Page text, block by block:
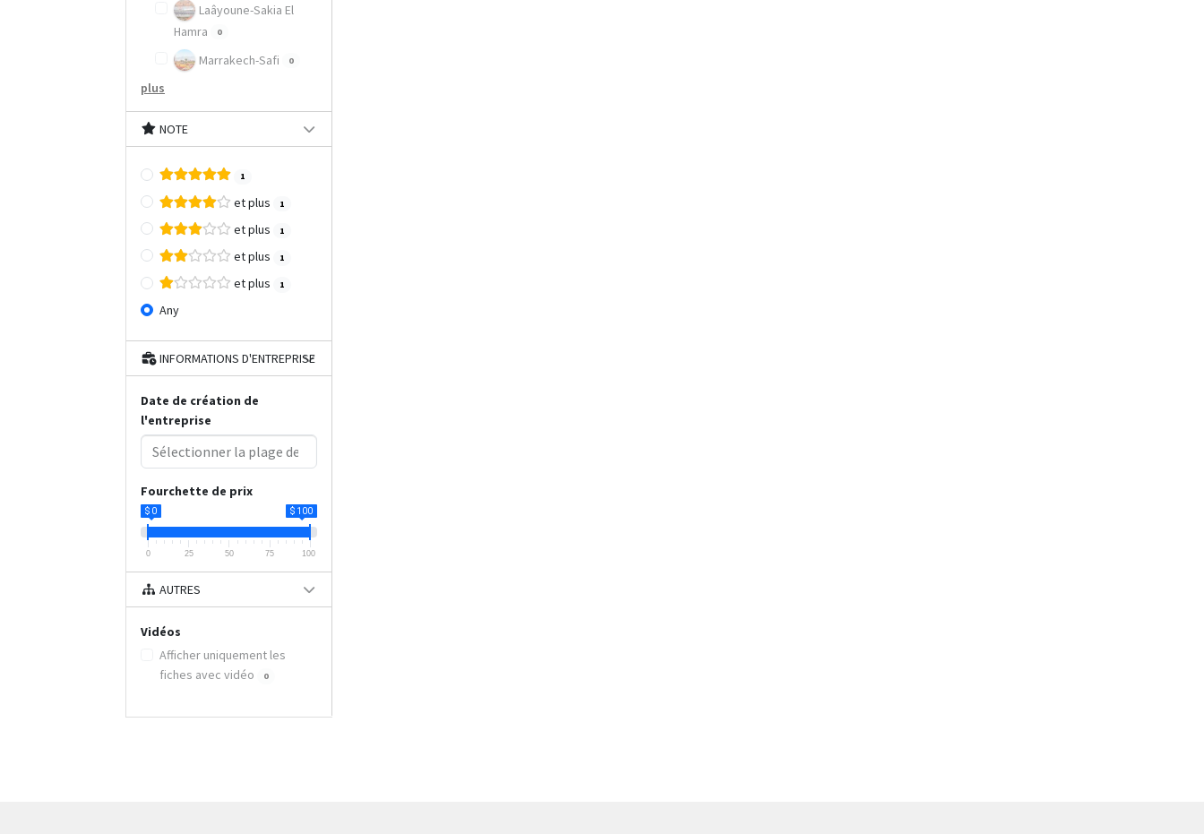
Laâyoune-Sakia El
Hamra
0
Marrakech-Safi 0
plus
NOTE
1
et plus 1
et plus 1
et plus 1
et plus 1
Any
INFORMATIONS D'ENTREPRISE
Date de création de
l'entreprise
Fourchette de prix
$ 0 $ 100
0 25 50 75 100
AUTRES
Vidéos
Afficher uniquement les
fiches avec vidéo
0